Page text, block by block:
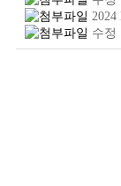
수정 연